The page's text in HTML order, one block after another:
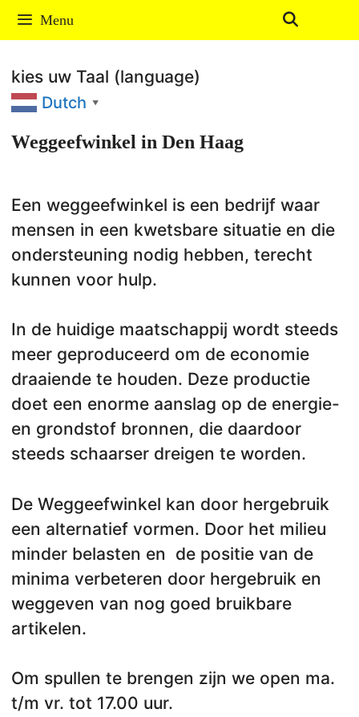
Ga
naar
inhoud
Menu
kies uw Taal (language)
Dutch ▼
Weggeefwinkel in Den Haag
Een weggeefwinkel is een bedrijf waar
mensen in een kwetsbare situatie en die
ondersteuning nodig hebben, terecht
kunnen voor hulp.
In de huidige maatschappij wordt steeds
meer geproduceerd om de economie
draaiende te houden. Deze productie
doet een enorme aanslag op de energie-
en grondstof bronnen, die daardoor
steeds schaarser dreigen te worden.
De Weggeefwinkel kan door hergebruik
een alternatief vormen. Door het milieu
minder belasten en de positie van de
minima verbeteren door hergebruik en
weggeven van nog goed bruikbare
artikelen.
Om spullen te brengen zijn we open ma.
t/m vr. tot 17.00 uur.